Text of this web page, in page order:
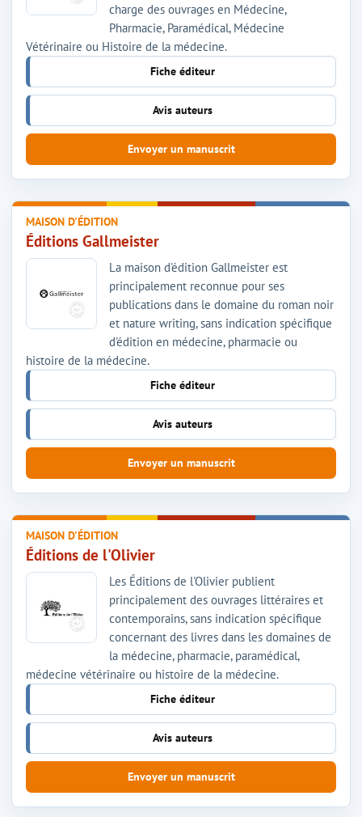
MAISON D'ÉDITION
Éditions de l'Olivier
Les Éditions de l'Olivier publient
principalement des ouvrages littéraires et
contemporains, sans indication spécifique
concernant des livres dans les domaines de
la médecine, pharmacie, paramédical,
médecine vétérinaire ou histoire de la médecine.
Fiche éditeur
Avis auteurs
Envoyer un manuscrit
charge des ouvrages en Médecine,
Pharmacie, Paramédical, Médecine
Vétérinaire ou Histoire de la médecine.
Fiche éditeur
Avis auteurs
Envoyer un manuscrit
MAISON D'ÉDITION
Éditions Gallmeister
La maison d'édition Gallmeister est
principalement reconnue pour ses
publications dans le domaine du roman noir
et nature writing, sans indication spécifique
d'édition en médecine, pharmacie ou
histoire de la médecine.
Fiche éditeur
Avis auteurs
Envoyer un manuscrit